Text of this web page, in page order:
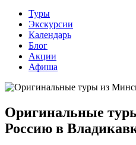
Туры
Экскурсии
Календарь
Блог
Акции
Афиша
Оригинальные
Россию в